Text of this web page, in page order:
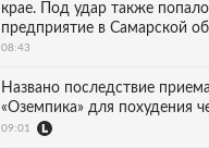
крае. Под удар также попало
предприятие в Самарской
08:43
Названо последствие приема
«Оземпика» для похудения
09:01